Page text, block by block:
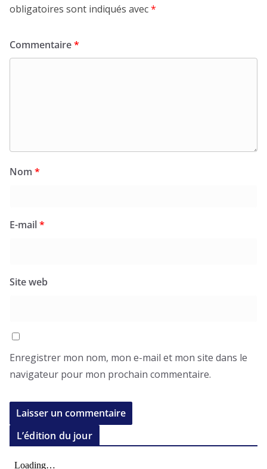
obligatoires sont indiqués avec*
Commentaire*
Nom *
E-mail*
Site web
Enregistrer mon nom, mon e-mail et mon site dans le
navigateur pour mon prochain commentaire.
L’édition du jour